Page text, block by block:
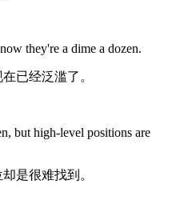
they're a dime a dozen.
已经泛滥了。
but high-level positions are
是很难找到。